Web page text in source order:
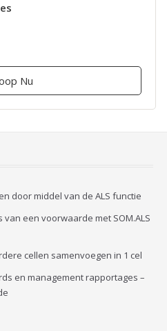
Nu
door middel van de ALS functie
een voorwaarde met SOM.ALS
cellen samenvoegen in 1 cel
en management rapportages –